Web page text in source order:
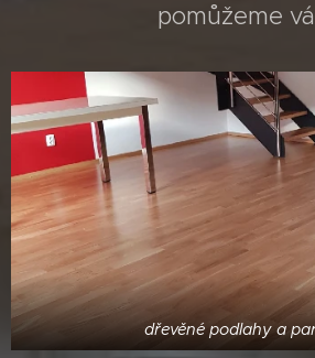
pomůžeme
dřevěné podlahy a